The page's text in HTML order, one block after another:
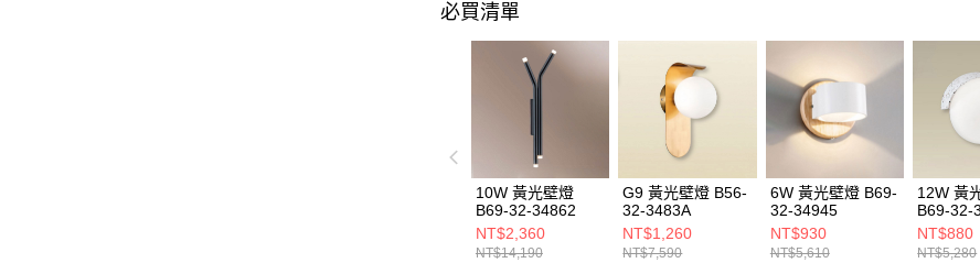
２．關於
３．未
「
４．使
即時審
結果請求
５．嚴禁
形，恩沛
動。
必買清單
10W 黃光壁燈
B69-32-34862
NT$2,360
NT$14,190
G9 黃光壁燈 B56-
32-3483A
NT$1,260
NT$7,590
6W 黃光壁燈 B69-
32-34945
NT$930
NT$5,610
12W 黃
B69-32-
NT$880
NT$5,280